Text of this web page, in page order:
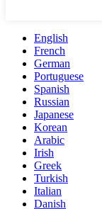
English
French
German
Portuguese
Spanish
Russian
Japanese
Korean
Arabic
Irish
Greek
Turkish
Italian
Danish